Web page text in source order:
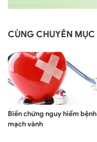
CÙNG CHUYÊN MỤC
Biến chứng nguy hiểm bệnh
mạch vành